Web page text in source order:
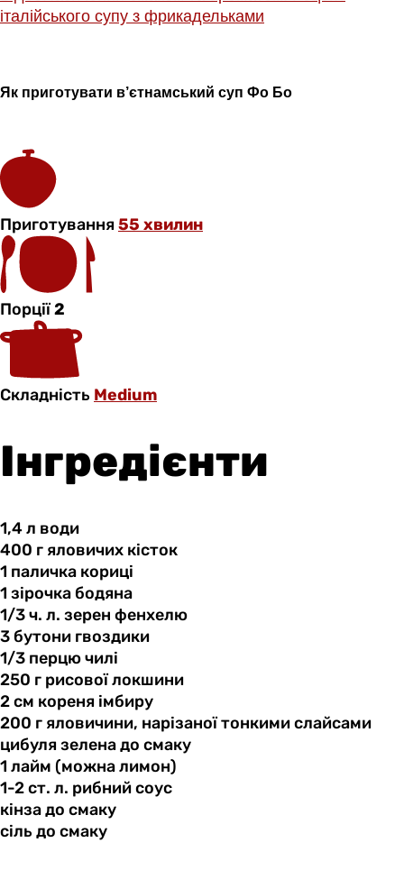
італійського супу з фрикадельками
Як приготувати в’єтнамський суп Фо Бо
Приготування55 хвилин
Порції2
Складність Medium
Інгредієнти
1,4 л води
400 г яловичих кісток
1 паличка кориці
1 зірочка бодяна
1/3 ч. л. зерен фенхелю
3 бутони гвоздики
1/3 перцючилі
250 г рисовоїлокшини
2 см кореня імбиру
200 г яловичини, нарізаної тонкими слайсами
цибуля зеленадо смаку
1 лайм (можналимон)
1-2 ст. л. рибний соус
кінза до смаку
сіль до смаку